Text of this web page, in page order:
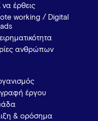
να έρθεις
working / Digital
ανθρώπων
έργου
& ορόσημα